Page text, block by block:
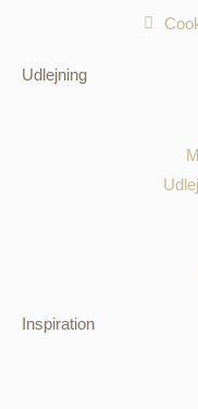
Udlejning
Inspiration